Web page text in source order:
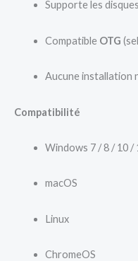
Supporte les
Compatible OTG
Aucune installation
Compatibilité
Windows 7 / 8 / 10 /
macOS
Linux
ChromeOS